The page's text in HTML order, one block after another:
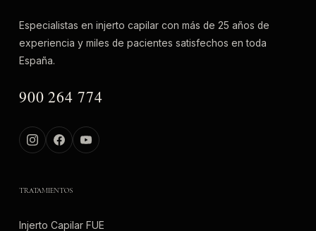
Especialistas en injerto capilar con más de 25 años de
experiencia y miles de pacientes satisfechos en toda
España.
900 264 774
TRATAMIENTOS
Injerto Capilar FUE